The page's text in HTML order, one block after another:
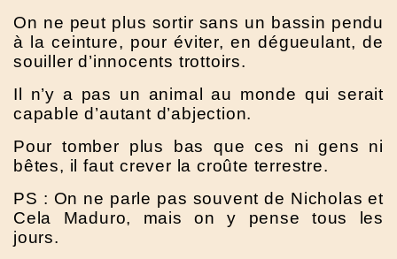
On ne peut plus sortir sans un bassin pendu
à la ceinture, pour éviter, en dégueulant, de
souiller d’innocents trottoirs.
Il n’y a pas un animal au monde qui serait
capable d’autant d’abjection.
Pour tomber plus bas que ces ni gens ni
bêtes, il faut crever la croûte terrestre.
PS : On ne parle pas souvent de Nicholas et
Cela Maduro, mais on y pense tous les
jours.